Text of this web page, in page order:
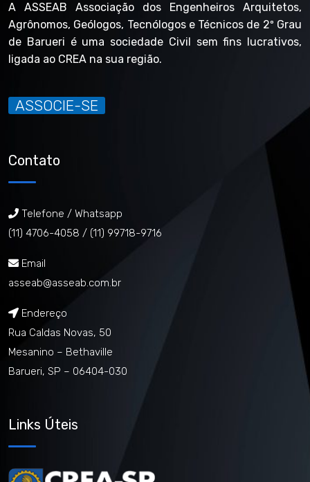
A ASSEAB Associação dos Engenheiros Arquitetos,
Agrônomos, Geólogos, Tecnólogos e Técnicos de 2º Grau
de Barueri é uma sociedade Civil sem fins lucrativos,
ligada ao CREA na sua região.
ASSOCIE-SE
Contato
Telefone / Whatsapp
(11) 4706-4058 / (11) 99718-9716
Email
asseab@asseab.com.br
Endereço
Rua Caldas Novas, 50
Mesanino – Bethaville
Barueri, SP – 06404-030
Links Úteis